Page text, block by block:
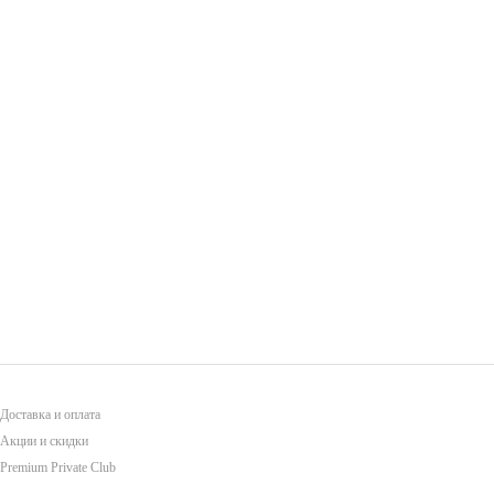
Доставка и оплата
Акции и скидки
Premium Private Club